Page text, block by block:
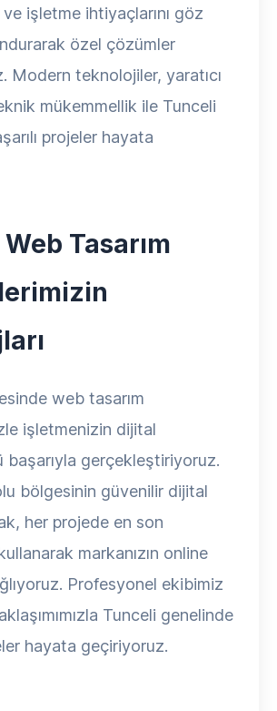
işletme ihtiyaçlarını göz
özel çözümler
Modern teknolojiler, yaratıcı
mükemmellik ile Tunceli
projeler hayata
Tasarım
web tasarım
işletmenizin dijital
başarıyla gerçekleştiriyoruz.
bölgesinin güvenilir dijital
her projede en son
markanızın online
Profesyonel ekibimiz
Tunceli genelinde
hayata geçiriyoruz.